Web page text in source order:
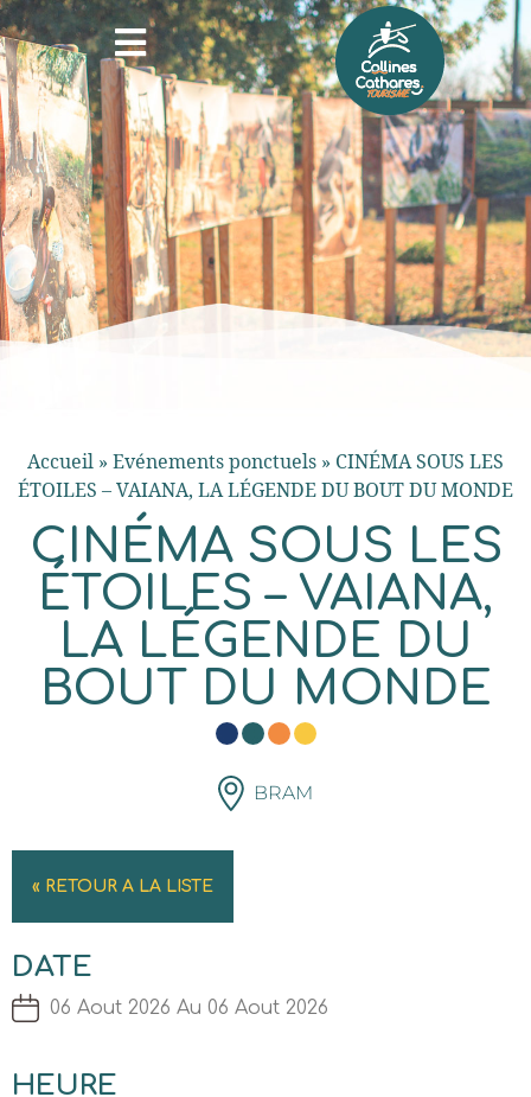
Accueil » Evénements ponctuels » CINÉMA SOUS LES
ÉTOILES – VAIANA, LA LÉGENDE DU BOUT DU MONDE
CINÉMA SOUS LES
ÉTOILES – VAIANA,
LA LÉGENDE DU
BOUT DU MONDE
BRAM
« RETOUR A LA LISTE
DATE
06 Aout 2026 Au 06 Aout 2026
HEURE